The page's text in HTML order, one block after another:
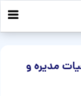
مدیره و